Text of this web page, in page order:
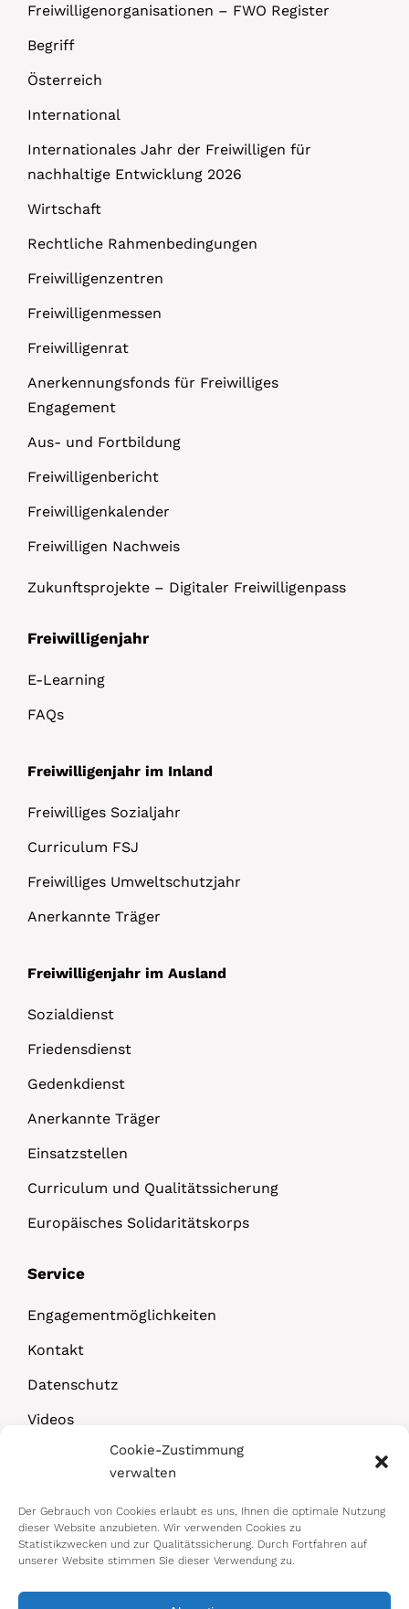
Cookie-Zustimmung
verwalten
Der Gebrauch von Cookies erlaubt es uns, Ihnen die optimale Nutzung
dieser Website anzubieten. Wir verwenden Cookies zu
Statistikzwecken und zur Qualitätssicherung. Durch Fortfahren auf
unserer Website stimmen Sie dieser Verwendung zu.
Freiwilligenorganisationen – FWO Register
Begriff
Österreich
International
Internationales Jahr der Freiwilligen für
nachhaltige Entwicklung 2026
Wirtschaft
Rechtliche Rahmenbedingungen
Freiwilligenzentren
Freiwilligenmessen
Freiwilligenrat
Anerkennungsfonds für Freiwilliges
Engagement
Aus- und Fortbildung
Freiwilligenbericht
Freiwilligenkalender
Freiwilligen Nachweis
Zukunftsprojekte – Digitaler Freiwilligenpass
Freiwilligenjahr
E-Learning
FAQs
Freiwilligenjahr im Inland
Freiwilliges Sozialjahr
Curriculum FSJ
Freiwilliges Umweltschutzjahr
Anerkannte Träger
Freiwilligenjahr im Ausland
Sozialdienst
Friedensdienst
Gedenkdienst
Anerkannte Träger
Einsatzstellen
Curriculum und Qualitätssicherung
Europäisches Solidaritätskorps
Service
Engagementmöglichkeiten
Kontakt
Datenschutz
Videos